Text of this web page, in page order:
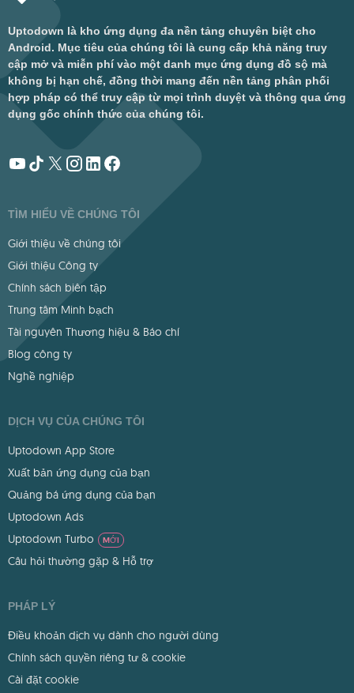
Uptodown là kho ứng dụng đa nền tảng chuyên biệt cho
Android. Mục tiêu của chúng tôi là cung cấp khả năng truy
cập mở và miễn phí vào một danh mục ứng dụng đồ sộ mà
không bị hạn chế, đồng thời mang đến nền tảng phân phối
hợp pháp có thể truy cập từ mọi trình duyệt và thông qua ứng
dụng gốc chính thức của chúng tôi.
TÌM HIỂU VỀ CHÚNG TÔI
Giới thiệu về chúng tôi
Giới thiệu Công ty
Chính sách biên tập
Trung tâm Minh bạch
Tài nguyên Thương hiệu & Báo chí
Blog công ty
Nghề nghiệp
DỊCH VỤ CỦA CHÚNG TÔI
Uptodown App Store
Xuất bản ứng dụng của bạn
Quảng bá ứng dụng của bạn
Uptodown Ads
Uptodown Turbo
MỚI
Câu hỏi thường gặp & Hỗ trợ
PHÁP LÝ
Điều khoản dịch vụ dành cho người dùng
Chính sách quyền riêng tư & cookie
Cài đặt cookie